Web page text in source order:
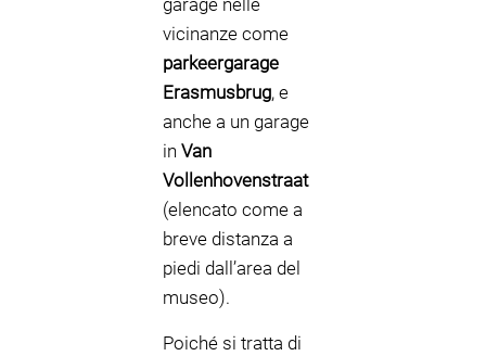
garage nelle
vicinanze come
parkeergarage
Erasmusbrug, e
anche a un garage
in Van
Vollenhovenstraat
(elencato come a
breve distanza a
piedi dall’area del
museo).
Poiché si tratta di